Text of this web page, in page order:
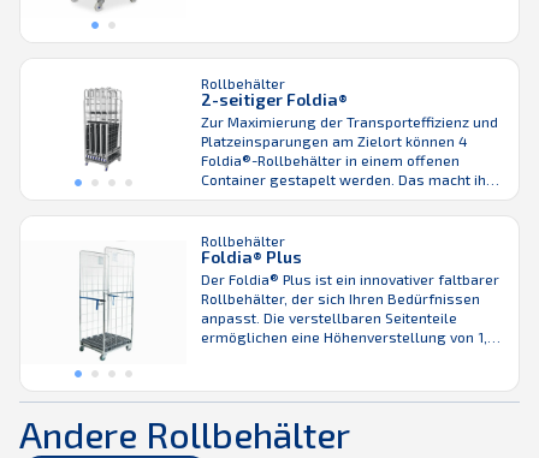
bestehende Flotte schrittweise aufgerüstet
steht auch der Foldia® Rollbehälter für eine
effiziente Rückwärtslogistik und eine lange
Lebensdauer bei niedrigen
Gesamtbetriebskosten. Unser
Foldia® erfüllt ...
Rollbehälter
2-seitiger Foldia®
Zur Maximierung der Transporteffizienz und
Platzeinsparungen am Zielort können 4
Foldia®-Rollbehälter in einem offenen
Container gestapelt werden. Das macht ihn
zum platzsparendsten Gitterwagen unseres
Sortiments. Weil der Foldia® mit
zerlegbaren oder anderen faltbaren
Rollbehältern kompatibel ist, kann Ihre
bestehende Flotte schrittweise aufgerüstet
werden. Wie alle Produkte von K.Hartwall
steht auch der Foldia® für eine effiziente
Rückwärtslogistik und ...
Rollbehälter
Foldia® Plus
Der Foldia® Plus ist ein innovativer faltbarer
Rollbehälter, der sich Ihren Bedürfnissen
anpasst. Die verstellbaren Seitenteile
ermöglichen eine Höhenverstellung von 1,3
Höhen. Wie bei unserem herkömmlichen
zusammengefaltete Einheiten in einem
offenen Container gestapelt werden, was
Andere Rollbehälter